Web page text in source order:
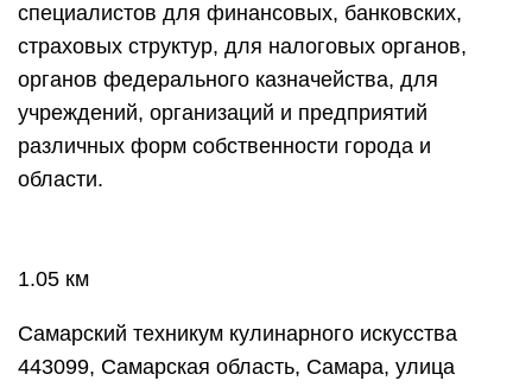
специалистов для финансовых, банковских,
страховых структур, для налоговых органов,
органов федерального казначейства, для
учреждений, организаций и предприятий
различных форм собственности города и
области.
1.05 км
Самарский техникум кулинарного искусства
443099, Самарская область, Самара, улица